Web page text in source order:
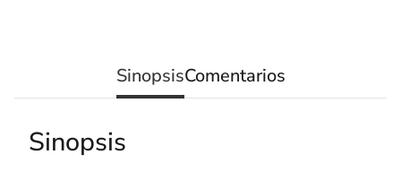
SinopsisComentarios
Sinopsis